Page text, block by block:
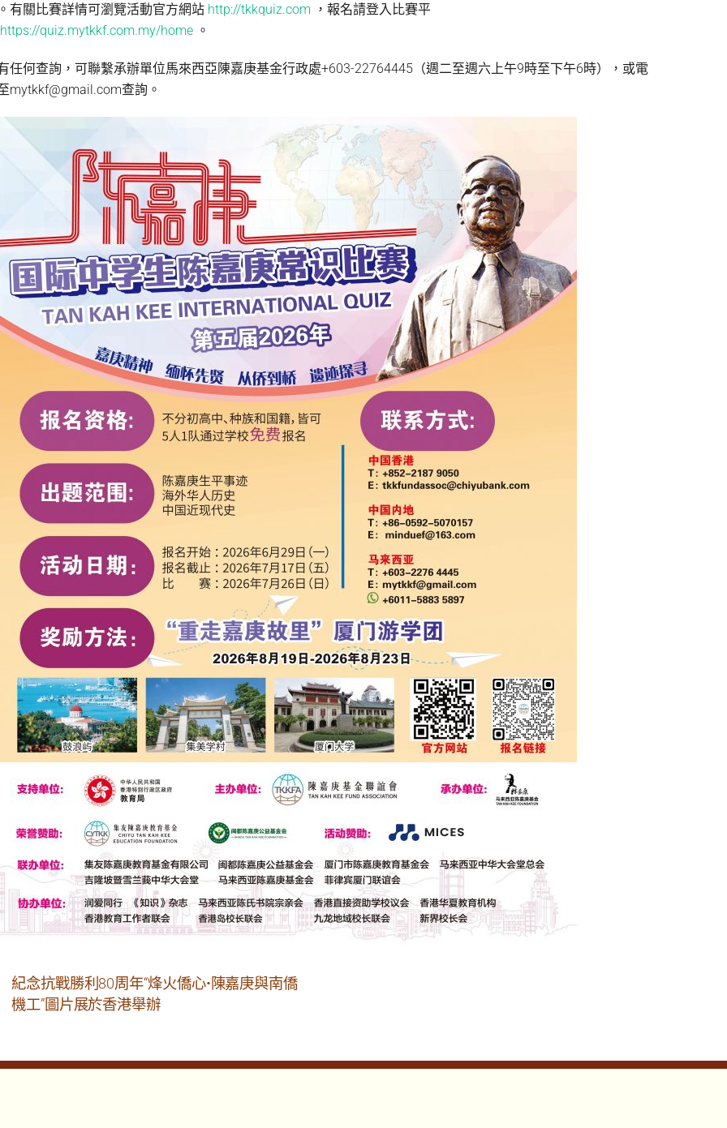
有關比賽詳情可瀏覽活動官方網站 http://tkkquiz.com ，報名請登入比賽平
https://quiz.mytkkf.com.my/home 。
任何查詢，可聯繫承辦單位馬來西亞陳嘉庚基金行政處+603-22764445（週二至週六上午9時至下午6時），或電
mytkkf@gmail.com查詢。
紀念抗戰勝利80周年“烽火僑心•陳嘉庚與南僑
機工”圖片展於香港舉辦